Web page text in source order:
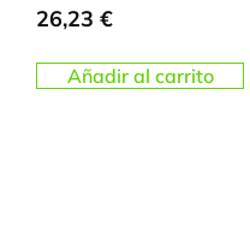
26,23€
Añadir al carrito